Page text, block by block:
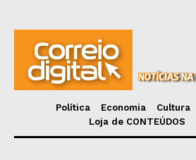
Política Economia Cultura
Loja de CONTEÚDOS